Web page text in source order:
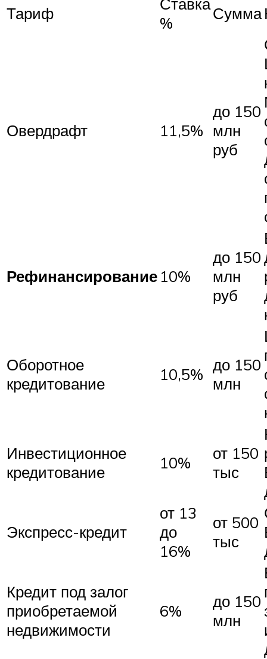
Тариф
%
Сумма
Овердрафт 11,5%
до 150
млн
руб
Рефинансирование 10%
до 150
млн
руб
Оборотное
кредитование
10,5% до 150
млн
Инвестиционное
кредитование
10%
от 150
тыс
Экспресс-кредит
от 13
до
16%
от 500
тыс
Кредит под залог
приобретаемой
недвижимости
6%
до 150
млн